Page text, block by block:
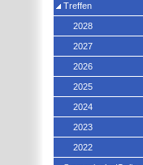
Treffen
2028
2027
2026
2025
2024
2023
2022